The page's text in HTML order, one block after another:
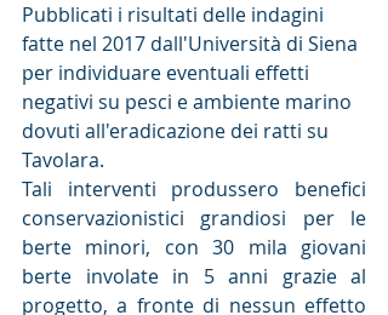
Pubblicati i risultati delle indagini
fatte nel 2017 dall'Università di Siena
per individuare eventuali effetti
negativi su pesci e ambiente marino
dovuti all'eradicazione dei ratti su
Tavolara.
Tali interventi produssero benefici
conservazionistici grandiosi per le
berte minori, con 30 mila giovani
berte involate in 5 anni grazie al
progetto, a fronte di nessun effetto